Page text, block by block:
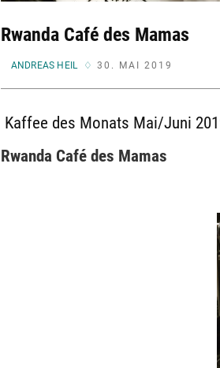
Rwanda Café des Mamas
VON
ANDREAS HEIL 30. MAI 2019
Kaffee des Monats Mai/Juni
Rwanda Café des Mamas